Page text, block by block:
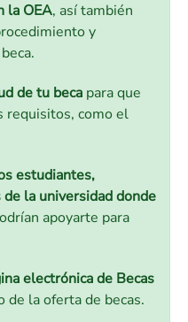
la OEA, así también
y
de tu beca para que
requisitos, como el
estudiantes,
la universidad donde
apoyarte para
electrónica de Becas
de la oferta de becas.